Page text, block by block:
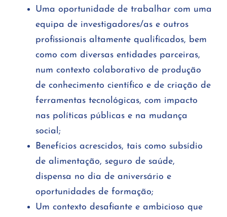
Uma oportunidade de trabalhar com uma
equipa de investigadores/as e outros
profissionais altamente qualificados, bem
como com diversas entidades parceiras,
num contexto colaborativo de produção
de conhecimento científico e de criação de
ferramentas tecnológicas, com impacto
nas políticas públicas e na mudança
social;
Benefícios acrescidos, tais como subsídio
de alimentação, seguro de saúde,
dispensa no dia de aniversário e
oportunidades de formação;
Um contexto desafiante e ambicioso que